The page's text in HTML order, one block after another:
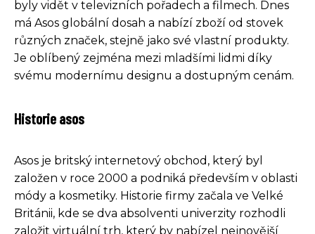
byly vidět v televizních pořadech a filmech. Dnes
má Asos globální dosah a nabízí zboží od stovek
různých značek, stejně jako své vlastní produkty.
Je oblíbený zejména mezi mladšími lidmi díky
svému modernímu designu a dostupným cenám.
Historie asos
Asos je britský internetový obchod, který byl
založen v roce 2000 a podniká především v oblasti
módy a kosmetiky. Historie firmy začala ve Velké
Británii, kde se dva absolventi univerzity rozhodli
založit virtuální trh, který by nabízel nejnovější